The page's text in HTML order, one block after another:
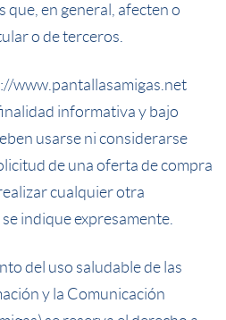
que, en general, afecten o
o de terceros.
www.pantallasamigas.net
informativa y bajo
usarse ni considerarse
de una oferta de compra
cualquier otra
indique expresamente.
del uso saludable de las
y la Comunicación